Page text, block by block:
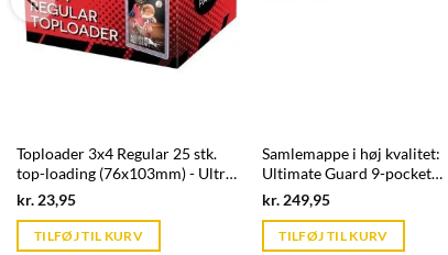
Toploader 3x4 Regular 25 stk.
top-loading (76x103mm) - Ultra
Pro
kr. 23,95Current
is:
kr. 39,95.
TILFØJ TIL KURV
Samlemappe i høj kvalitet:
Ultimate Guard 9-pocket
ZipFolio XenoSkin - Sort
kr.249,95Current
is:
kr. 39,95.
TILFØJ TIL KURV